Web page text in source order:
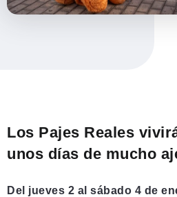
Los Pajes Reales
unos días de mucho
Del jueves 2 al sábado 4 de